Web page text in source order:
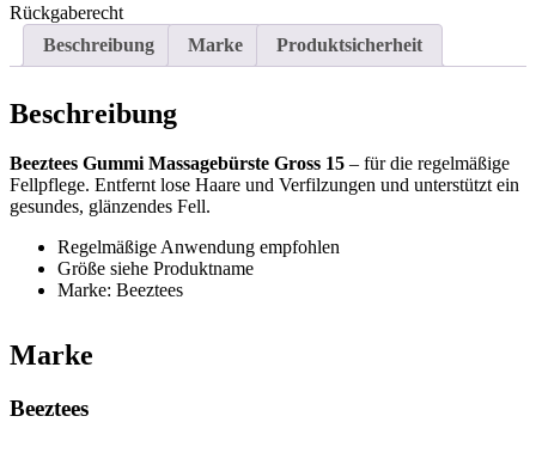
Rückgaberecht
Beschreibung
Marke Produktsicherheit
Beschreibung
Beeztees Gummi Massagebürste Gross 15 – für die regelmäßige
Fellpflege. Entfernt lose Haare und Verfilzungen und unterstützt ein
gesundes, glänzendes Fell.
Regelmäßige Anwendung empfohlen
Größe siehe Produktname
Marke: Beeztees
Marke
Beeztees